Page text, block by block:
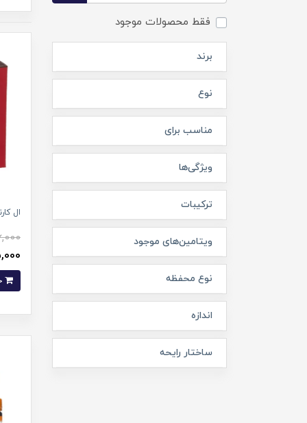
فقط محصولات موجود
برند
نوع
مناسب برای
ویژگی‌ها
ترکیبات
ویتامین‌های موجود
نوع محفظه
اندازه
ساختار رایحه
ال